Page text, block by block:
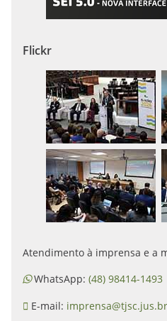
Flickr
Atendimento à imprensa e a
WhatsApp: (48) 98414-1493
E-mail: imprensa@tjsc.jus.br